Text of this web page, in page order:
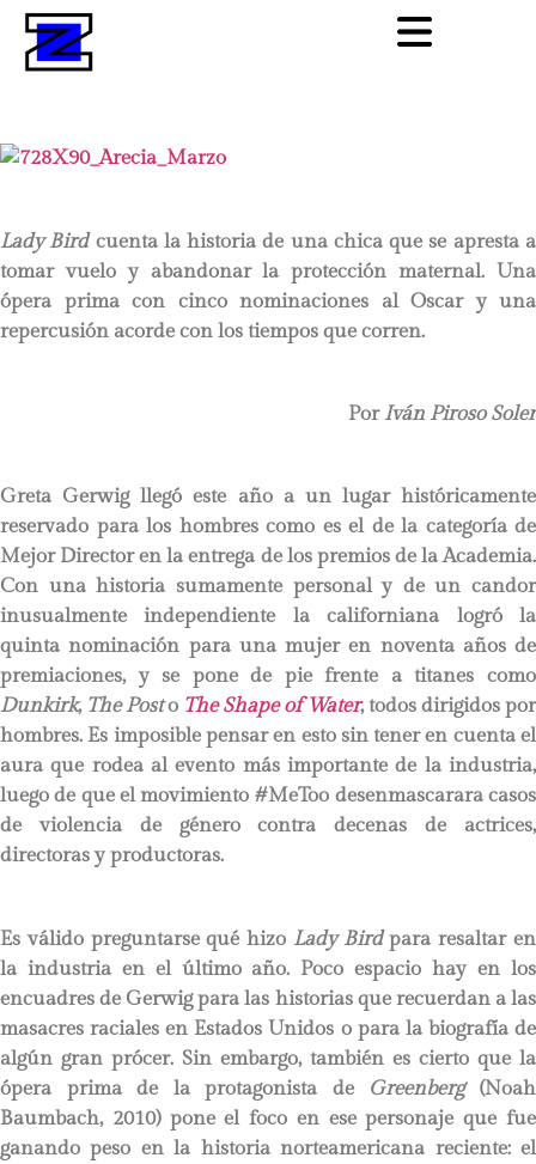
Lady Bird cuenta la historia de una chica que se apresta a
tomar vuelo y abandonar la protección maternal. Una
ópera prima con cinco nominaciones al Oscar y una
repercusión acorde con los tiempos que corren.
Por Iván Piroso Soler
Greta Gerwig llegó este año a un lugar históricamente
reservado para los hombres como es el de la categoría de
Mejor Director en la entrega de los premios de la Academia.
Con una historia sumamente personal y de un candor
inusualmente independiente la californiana logró la
quinta nominación para una mujer en noventa años de
premiaciones, y se pone de pie frente a titanes como
Dunkirk, The Posto The Shape of Water, todos dirigidos por
hombres. Es imposible pensar en esto sin tener en cuenta el
aura que rodea al evento más importante de la industria,
luego de que el movimiento #MeToo desenmascarara casos
de violencia de género contra decenas de actrices,
directoras y productoras.
Es válido preguntarse qué hizo Lady Birdpara resaltar en
la industria en el último año. Poco espacio hay en los
encuadres de Gerwig para las historias que recuerdan a las
masacres raciales en Estados Unidos o para la biografía de
algún gran prócer. Sin embargo, también es cierto que la
ópera prima de la protagonista de Greenberg(Noah
Baumbach, 2010) pone el foco en ese personaje que fue
ganando peso en la historia norteamericana reciente: el